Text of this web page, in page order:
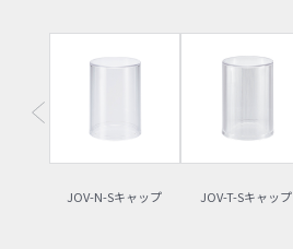
JOV-N-Sキャップ JOV-T-Sキャップ